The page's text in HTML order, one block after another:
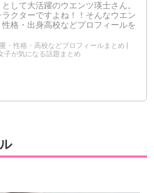
して大活躍のウエンツ瑛士さん。
クターですよね！！そんなウエン
格・出身高校などプロフィールを
・性格・高校などプロフィールまとめ |
子が気になる話題まとめ